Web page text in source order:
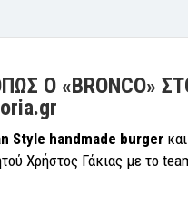
ΟΠΩΣ Ο
Style handmade burger
Χρήστος Γάκιας με το